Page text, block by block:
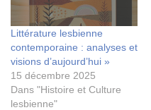
Littérature lesbienne
contemporaine : analyses et
visions d’aujourd’hui »
15 décembre 2025
Dans "Histoire et Culture
lesbienne"